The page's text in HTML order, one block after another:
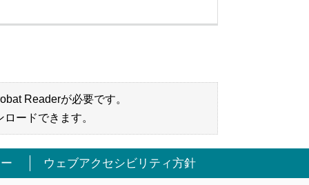
Readerが必要です。
ードできます。
ウェブアクセシビリティ方針